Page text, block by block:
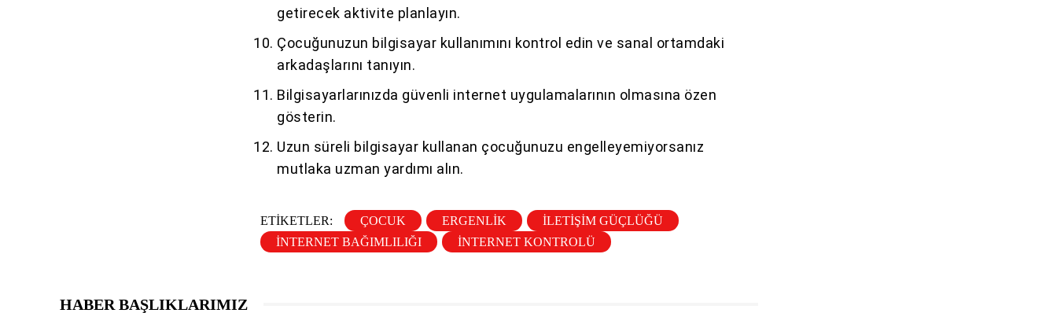
getirecek aktivite planlayın.
Çocuğunuzun bilgisayar kullanımını kontrol edin ve sanal ortamdaki
arkadaşlarını tanıyın.
Bilgisayarlarınızda güvenli internet uygulamalarının olmasına özen
gösterin.
Uzun süreli bilgisayar kullanan çocuğunuzu engelleyemiyorsanız
mutlaka uzman yardımı alın.
ETIKETLER: ÇOCUK ERGENLIK
ILETIŞIM GÜÇLÜĞÜ
INTERNET BAĞIMLILIĞI
INTERNET KONTROLÜ
HABER BAŞLIKLARIMIZ